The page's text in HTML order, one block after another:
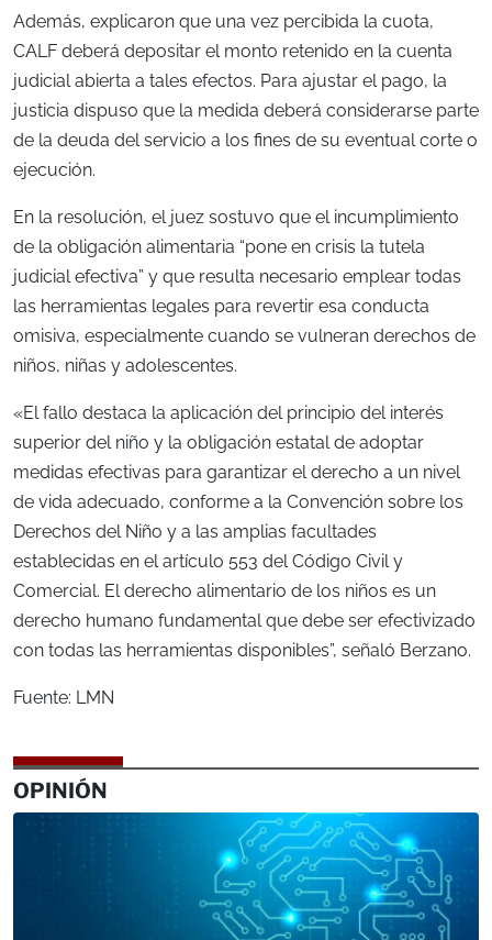
Además, explicaron que una vez percibida la cuota,
CALF deberá depositar el monto retenido en la cuenta
judicial abierta a tales efectos. Para ajustar el pago, la
justicia dispuso que la medida deberá considerarse parte
de la deuda del servicio a los fines de su eventual corte o
ejecución.
En la resolución, el juez sostuvo que el incumplimiento
de la obligación alimentaria “pone en crisis la tutela
judicial efectiva” y que resulta necesario emplear todas
las herramientas legales para revertir esa conducta
omisiva, especialmente cuando se vulneran derechos de
niños, niñas y adolescentes.
«El fallo destaca la aplicación del principio del interés
superior del niño y la obligación estatal de adoptar
medidas efectivas para garantizar el derecho a un nivel
de vida adecuado, conforme a la Convención sobre los
Derechos del Niño y a las amplias facultades
establecidas en el artículo 553 del Código Civil y
Comercial. El derecho alimentario de los niños es un
derecho humano fundamental que debe ser efectivizado
con todas las herramientas disponibles”, señaló Berzano.
Fuente: LMN
OPINIÓN